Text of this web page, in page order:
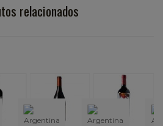
relacionados